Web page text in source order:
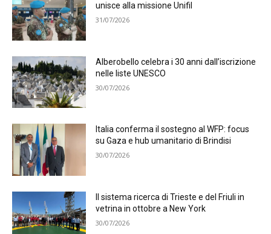
unisce alla missione Unifil
31/07/2026
Alberobello celebra i 30 anni dall’iscrizione
nelle liste UNESCO
30/07/2026
Italia conferma il sostegno al WFP: focus
su Gaza e hub umanitario di Brindisi
30/07/2026
Il sistema ricerca di Trieste e del Friuli in
vetrina in ottobre a New York
30/07/2026